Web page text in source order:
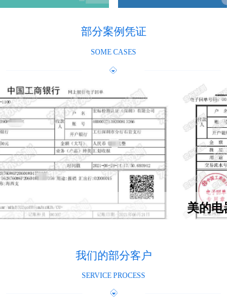
我们的部分客户
SERVICE PROCESS
部分案例凭证
SOME CASES
美的电器